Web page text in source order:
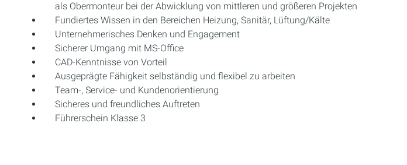
als Obermonteur bei der Abwicklung von mittleren und größeren Projekten
Fundiertes Wissen in den Bereichen Heizung, Sanitär, Lüftung/Kälte
Unternehmerisches Denken und Engagement
Sicherer Umgang mit MS-Office
CAD-Kenntnisse von Vorteil
Ausgeprägte Fähigkeit selbständig und flexibel zu arbeiten
Team-, Service- und Kundenorientierung
Sicheres und freundliches Auftreten
Führerschein Klasse 3